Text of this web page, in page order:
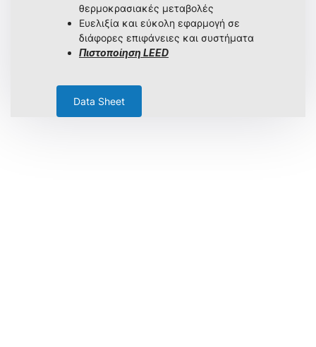
θερμοκρασιακές μεταβολές
Ευελιξία και εύκολη εφαρμογή σε
διάφορες επιφάνειες και συστήματα
Πιστοποίηση LEED
Data Sheet